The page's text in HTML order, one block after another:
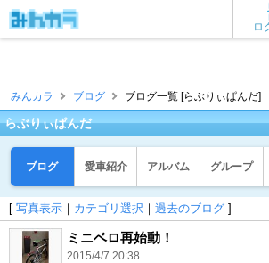
ロ
みんカラ ブログ ブログ一覧 [らぶりぃぱんだ]
らぶりぃぱんだ
ブログ 愛車紹介 アルバム グループ
[ 写真表示 ｜ カテゴリ選択 ｜ 過去のブログ ]
ミニベロ再始動！
2015/4/7 20:38